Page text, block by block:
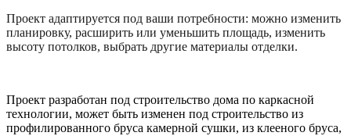
Проект адаптируется под ваши потребности: можно изменить
планировку, расширить или уменьшить площадь, изменить
высоту потолков, выбрать другие материалы отделки.
Проект разработан под строительство дома по каркасной
технологии, может быть изменен под строительство из
профилированного бруса камерной сушки, из клееного бруса,